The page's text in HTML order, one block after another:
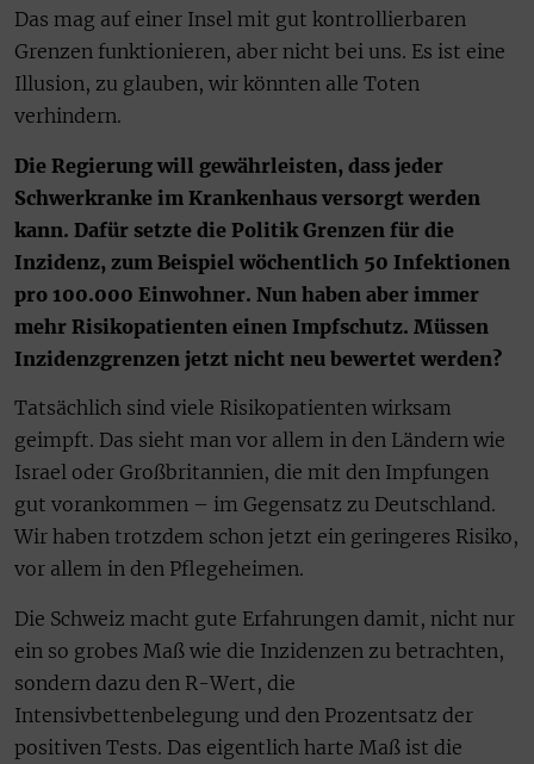
Das mag auf einer Insel mit gut kontrollierbaren
Grenzen funktionieren, aber nicht bei uns. Es ist eine
Illusion, zu glauben, wir könnten alle Toten
verhindern.
Die Regierung will gewährleisten, dass jeder
Schwerkranke im Krankenhaus versorgt werden
kann. Dafür setzte die Politik Grenzen für die
Inzidenz, zum Beispiel wöchentlich 50 Infektionen
pro 100.000 Einwohner. Nun haben aber immer
mehr Risikopatienten einen Impfschutz. Müssen
Inzidenzgrenzen jetzt nicht neu bewertet werden?
Tatsächlich sind viele Risikopatienten wirksam
geimpft. Das sieht man vor allem in den Ländern wie
Israel oder Großbritannien, die mit den Impfungen
gut vorankommen – im Gegensatz zu Deutschland.
Wir haben trotzdem schon jetzt ein geringeres Risiko,
vor allem in den Pflegeheimen.
Die Schweiz macht gute Erfahrungen damit, nicht nur
ein so grobes Maß wie die Inzidenzen zu betrachten,
sondern dazu den R-Wert, die
Intensivbettenbelegung und den Prozentsatz der
positiven Tests. Das eigentlich harte Maß ist die